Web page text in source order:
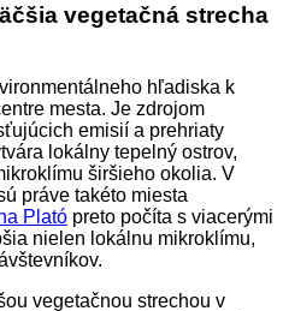
vegetačná strecha
hľadiska k
mesta. Je zdrojom
emisií a prehriaty
lokálny tepelný ostrov,
širšieho okolia. V
práve takéto miesta
Plató preto počíta s viacerými
nielen lokálnu mikroklímu,
vegetačnou strechou v